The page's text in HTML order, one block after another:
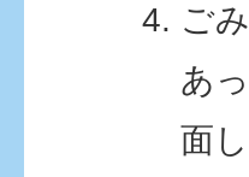
ご
あ
面